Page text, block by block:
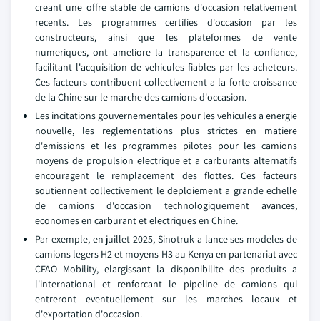
creant une offre stable de camions d'occasion relativement
recents. Les programmes certifies d'occasion par les
constructeurs, ainsi que les plateformes de vente
numeriques, ont ameliore la transparence et la confiance,
facilitant l'acquisition de vehicules fiables par les acheteurs.
Ces facteurs contribuent collectivement a la forte croissance
de la Chine sur le marche des camions d'occasion.
Les incitations gouvernementales pour les vehicules a energie
nouvelle, les reglementations plus strictes en matiere
d'emissions et les programmes pilotes pour les camions
moyens de propulsion electrique et a carburants alternatifs
encouragent le remplacement des flottes. Ces facteurs
soutiennent collectivement le deploiement a grande echelle
de camions d'occasion technologiquement avances,
economes en carburant et electriques en Chine.
Par exemple, en juillet 2025, Sinotruk a lance ses modeles de
camions legers H2 et moyens H3 au Kenya en partenariat avec
CFAO Mobility, elargissant la disponibilite des produits a
l'international et renforcant le pipeline de camions qui
entreront eventuellement sur les marches locaux et
d'exportation d'occasion.